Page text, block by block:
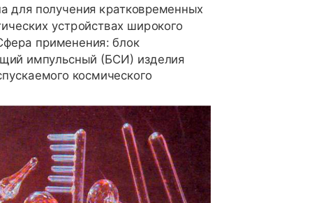
для получения кратковременных
устройствах широкого
применения: блок
импульсный (БСИ) изделия
космического